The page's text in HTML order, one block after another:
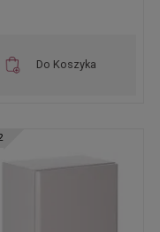
Do Koszyka